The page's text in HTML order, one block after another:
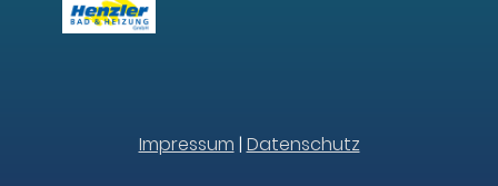
Impressum | Datenschutz